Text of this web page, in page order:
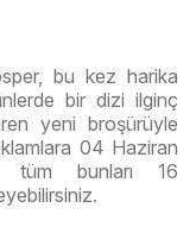
bu kez harika
bir dizi ilginç
yeni broşürüyle
04 Haziran
tüm bunları 16